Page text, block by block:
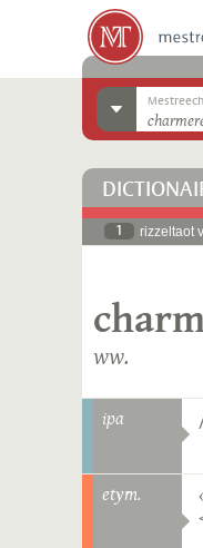
1 rizzeltaot
ww.
ipa
etym. ‹